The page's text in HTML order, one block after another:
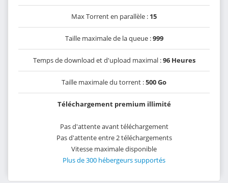
Max Torrent en parallèle : 15
Taille maximale de la queue :999
Temps de download et d'upload maximal :96 Heures
Taille maximale du torrent :500 Go
Téléchargement premium illimité
Pas d'attente avant téléchargement
Pas d'attente entre 2 téléchargements
Vitesse maximale disponible
Plus de 300 hébergeurs supportés